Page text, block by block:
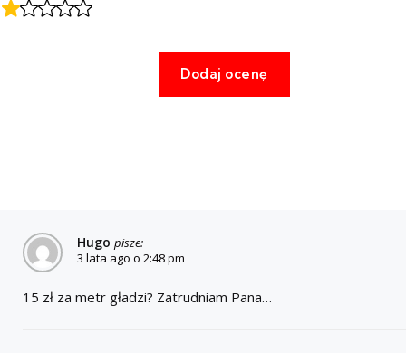
Hugo pisze:
3 lata ago o 2:48 pm
15 zł za metr gładzi? Zatrudniam Pana…